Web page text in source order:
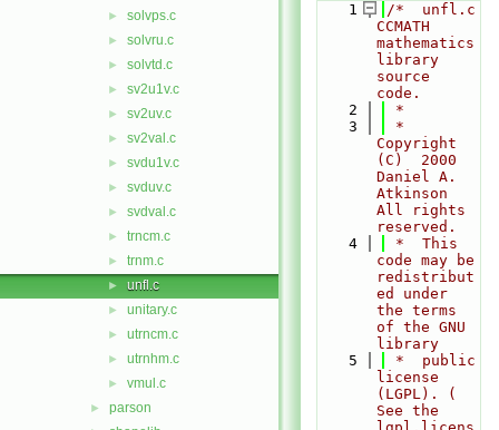
► solvps.c
► solvru.c
► solvtd.c
► sv2u1v.c
► sv2uv.c
► sv2val.c
► svdu1v.c
► svduv.c
► svdval.c
► trncm.c
► trnm.c
► unfl.c
► unitary.c
► utrncm.c
► utrnhm.c
► vmul.c
► parson
    1
/*  unfl.c
CCMATH
mathematics
library
source
code.
    2
*
    3
*
Copyright
(C)  2000
Daniel A.
Atkinson
All rights
reserved.
    4
*  This
code may be
redistribut
ed under
the terms
of the GNU
library
    5
*  public
license
(LGPL). (
See the